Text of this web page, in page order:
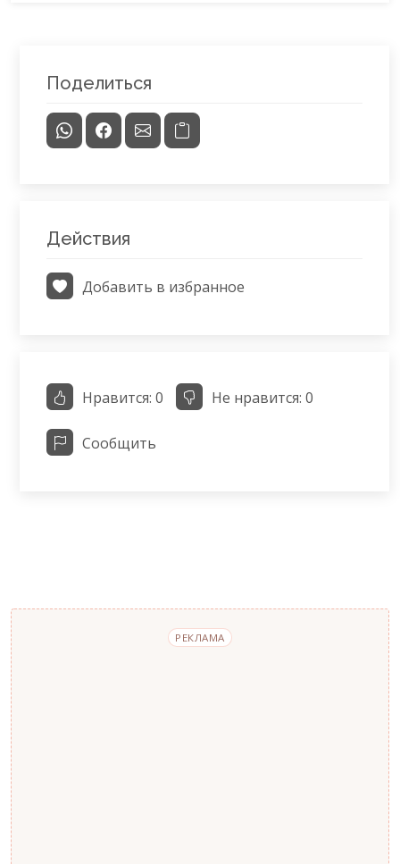
Поделиться
Действия
Добавить в избранное
Нравится: 0 Не нравится: 0
Сообщить
РЕКЛАМА